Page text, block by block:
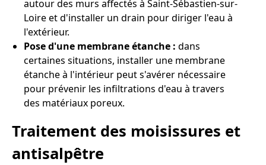
autour des murs affectés à Saint-Sébastien-sur-
Loire et d'installer un drain pour diriger l'eau à
l'extérieur.
Pose d'une membrane étanche : dans
certaines situations, installer une membrane
étanche à l'intérieur peut s'avérer nécessaire
pour prévenir les infiltrations d'eau à travers
des matériaux poreux.
Traitement des moisissures et
antisalpêtre